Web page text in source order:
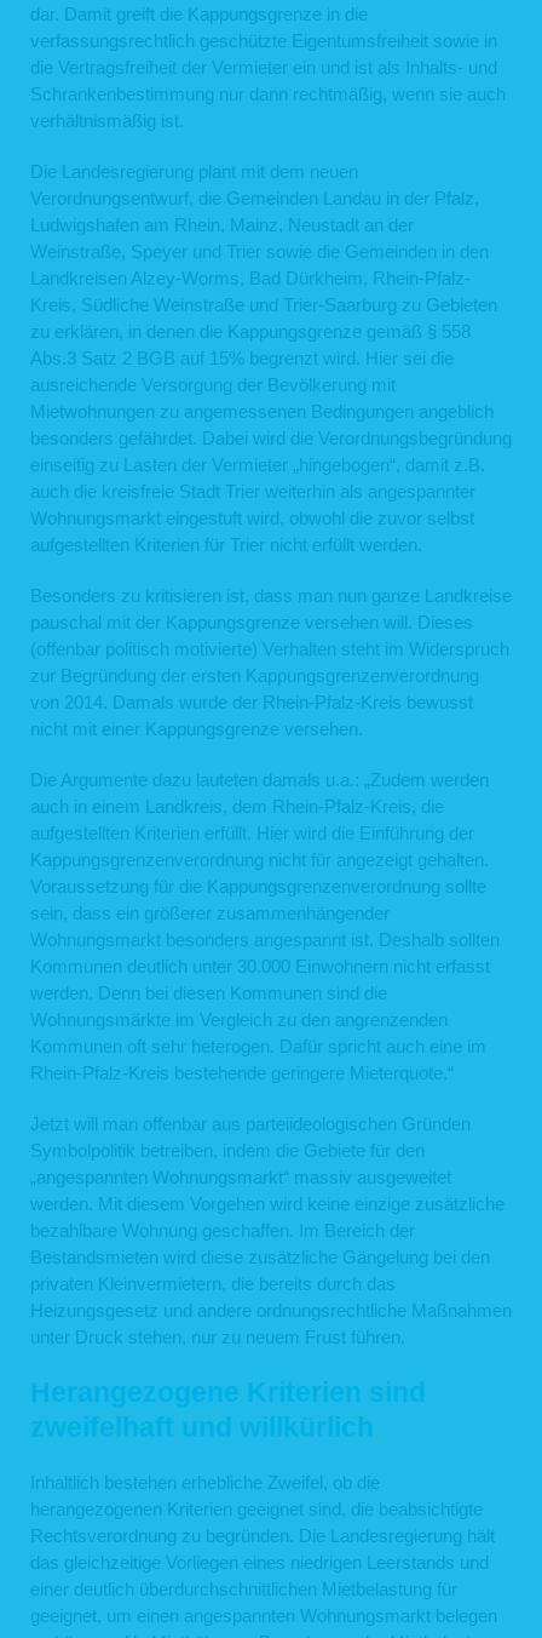
dar. Damit greift die Kappungsgrenze in die
verfassungsrechtlich geschützte Eigentumsfreiheit sowie in
die Vertragsfreiheit der Vermieter ein und ist als Inhalts- und
Schrankenbestimmung nur dann rechtmäßig, wenn sie auch
verhältnismäßig ist.
Die Landesregierung plant mit dem neuen
Verordnungsentwurf, die Gemeinden Landau in der Pfalz,
Ludwigshafen am Rhein, Mainz, Neustadt an der
Weinstraße, Speyer und Trier sowie die Gemeinden in den
Landkreisen Alzey-Worms, Bad Dürkheim, Rhein-Pfalz-
Kreis, Südliche Weinstraße und Trier-Saarburg zu Gebieten
zu erklären, in denen die Kappungsgrenze gemäß § 558
Abs.3 Satz 2 BGB auf 15% begrenzt wird. Hier sei die
ausreichende Versorgung der Bevölkerung mit
Mietwohnungen zu angemessenen Bedingungen angeblich
besonders gefährdet. Dabei wird die Verordnungsbegründung
einseitig zu Lasten der Vermieter „hingebogen“, damit z.B.
auch die kreisfreie Stadt Trier weiterhin als angespannter
Wohnungsmarkt eingestuft wird, obwohl die zuvor selbst
aufgestellten Kriterien für Trier nicht erfüllt werden.
Besonders zu kritisieren ist, dass man nun ganze Landkreise
pauschal mit der Kappungsgrenze versehen will. Dieses
(offenbar politisch motivierte) Verhalten steht im Widerspruch
zur Begründung der ersten Kappungsgrenzenverordnung
von 2014. Damals wurde der Rhein-Pfalz-Kreis bewusst
nicht mit einer Kappungsgrenze versehen.
Die Argumente dazu lauteten damals u.a.: „Zudem werden
auch in einem Landkreis, dem Rhein-Pfalz-Kreis, die
aufgestellten Kriterien erfüllt. Hier wird die Einführung der
Kappungsgrenzenverordnung nicht für angezeigt gehalten.
Voraussetzung für die Kappungsgrenzenverordnung sollte
sein, dass ein größerer zusammenhängender
Wohnungsmarkt besonders angespannt ist. Deshalb sollten
Kommunen deutlich unter 30.000 Einwohnern nicht erfasst
werden. Denn bei diesen Kommunen sind die
Wohnungsmärkte im Vergleich zu den angrenzenden
Kommunen oft sehr heterogen. Dafür spricht auch eine im
Rhein-Pfalz-Kreis bestehende geringere Mieterquote.“
Jetzt will man offenbar aus parteiideologischen Gründen
Symbolpolitik betreiben, indem die Gebiete für den
„angespannten Wohnungsmarkt“ massiv ausgeweitet
werden. Mit diesem Vorgehen wird keine einzige zusätzliche
bezahlbare Wohnung geschaffen. Im Bereich der
Bestandsmieten wird diese zusätzliche Gängelung bei den
privaten Kleinvermietern, die bereits durch das
Heizungsgesetz und andere ordnungsrechtliche Maßnahmen
unter Druck stehen, nur zu neuem Frust führen.
Herangezogene Kriterien sind
zweifelhaft und willkürlich
Inhaltlich bestehen erhebliche Zweifel, ob die
herangezogenen Kriterien geeignet sind, die beabsichtigte
Rechtsverordnung zu begründen. Die Landesregierung hält
das gleichzeitige Vorliegen eines niedrigen Leerstands und
einer deutlich überdurchschnittlichen Mietbelastung für
geeignet, um einen angespannten Wohnungsmarkt belegen